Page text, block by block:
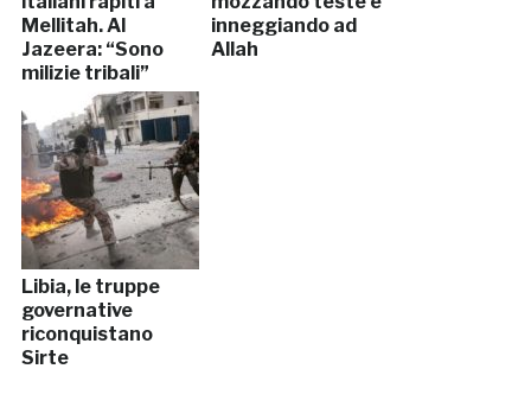
Mellitah. Al
Jazeera: “Sono
milizie tribali”
inneggiando ad
Allah
Libia, le truppe
governative
riconquistano
Sirte